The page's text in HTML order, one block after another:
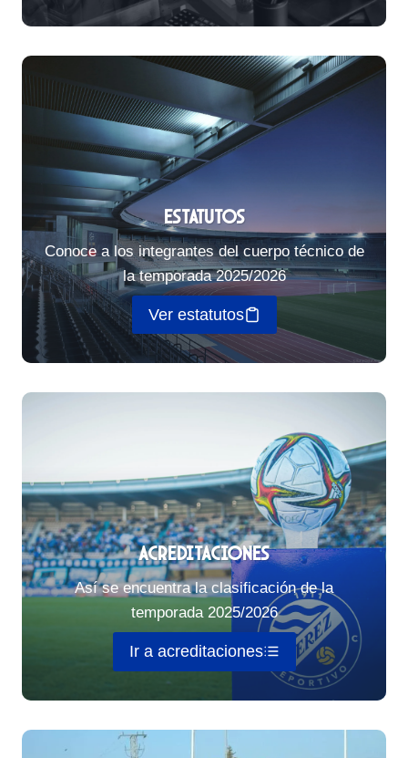
Estatutos
Conoce a los integrantes del cuerpo técnico de
la temporada 2025/2026
Ver estatutos
Acreditaciones
Así se encuentra la clasificación de la
temporada 2025/2026
Ir a acreditaciones